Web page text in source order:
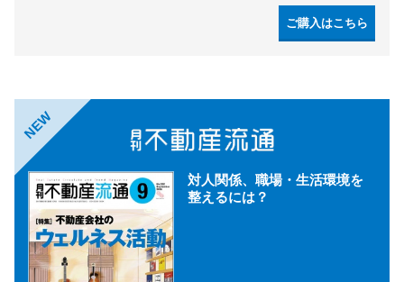
ご購入はこちら
NEW
対人関係、職場・生活環境を
整えるには？